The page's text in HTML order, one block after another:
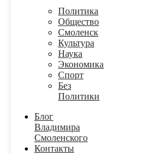
Политика
Общество
Смоленск
Культура
Наука
Экономика
Спорт
Без
Политики
Блог
Владимира
Смоленского
Контакты